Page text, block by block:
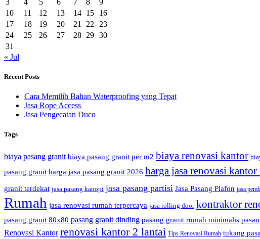
10
11 12 13 14 15
16
17
18 19 20 21 22
23
24
25 26 27 28 29 30
31
« Jul
Recent Posts
Cara Memilih Bahan Waterproofing yang Tepat
Jasa Rope Access
Jasa Pengecatan Duco
Tags
biaya pasang granit biaya pasang granit per m2 biaya renovasi kantor
pasang granit harga jasa pasang granit 2026 harga jasa renovasi kantor
granit terdekat jasa pasang kanopi jasa pasang partisi Jasa Pasang Plafon jasa
Rumah jasa renovasi rumah terpercaya jasa rolling door kontraktor
pasang granit 80x80 pasang granit dinding pasang granit rumah minimalis
Renovasi Kantor renovasi kantor 2 lantai Tips Renovasi Rumah tukang